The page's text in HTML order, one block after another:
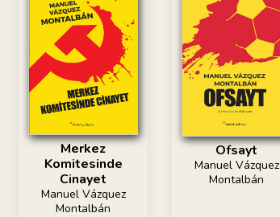
Merkez
Komitesinde
Cinayet
Manuel Vázquez
Montalbán
Ofsayt
Manuel Vázquez
Montalbán